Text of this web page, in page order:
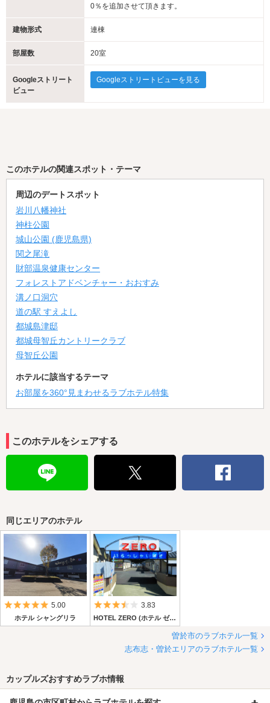
0％を追加させて頂きます。
建物形式 連棟
部屋数 20室
Googleストリート
ビュー
Googleストリートビューを見る
このホテルの関連スポット・テーマ
周辺のデートスポット
岩川八幡神社
神柱公園
城山公園 (鹿児島県)
関之尾滝
財部温泉健康センター
フォレストアドベンチャー・おおすみ
溝ノ口洞穴
道の駅 すえよし
都城島津邸
都城母智丘カントリークラブ
母智丘公園
ホテルに該当するテーマ
お部屋を360°見まわせるラブホテル特集
このホテルをシェアする
同じエリアのホテル
5つ星のうち5
5.00
ホテル シャングリラ
5つ星のうち3.5
3.83
HOTEL ZERO (ホテル ゼロ)【キラリグループ】
曽於市のラブホテル一覧
志布志・曽於エリアのラブホテル一覧
カップルズおすすめラブホ情報